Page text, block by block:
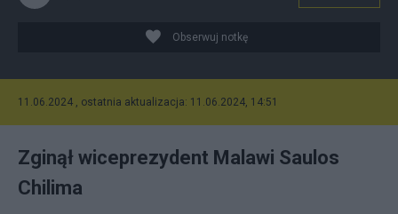
Obserwuj notkę
11.06.2024 , ostatnia aktualizacja: 11.06.2024, 14:51
Zginął wiceprezydent Malawi Saulos
Chilima